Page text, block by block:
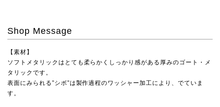
Shop Message
【素材】
ソフトメタリックはとても柔らかくしっかり感がある厚みのゴート・メ
タリックです。
表面にみられる”シボ”は製作過程のワッシャー加工により、でていま
す。